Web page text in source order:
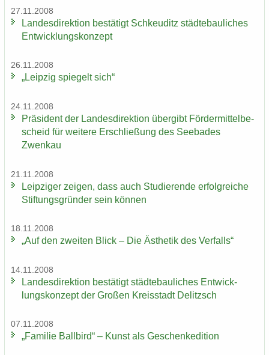
27.11.2008
Lan­des­di­rek­ti­on be­stä­tigt Schkeu­ditz städ­te­bau­li­ches
Ent­wick­lungs­kon­zept
26.11.2008
„Leip­zig spie­gelt sich“
24.11.2008
Prä­si­dent der Lan­des­di­rek­ti­on über­gibt För­der­mit­tel­be­
scheid für wei­te­re Er­schlie­ßung des See­ba­des
Zwenkau
21.11.2008
Leip­zi­ger zei­gen, dass auch Stu­die­ren­de er­folg­rei­che
Stif­tungs­grün­der sein kön­nen
18.11.2008
„Auf den zwei­ten Blick – Die Äs­the­tik des Ver­falls“
14.11.2008
Lan­des­di­rek­ti­on be­stä­tigt städ­te­bau­li­ches Ent­wick­
lungs­kon­zept der Gro­ßen Kreis­stadt De­litzsch
07.11.2008
„Fa­mi­lie Ball­bird“ – Kunst als Ge­schen­ke­di­ti­on